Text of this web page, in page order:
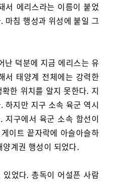
서 에리스라는 이름이 붙었
마침 행성과 위성에 붙일 그
난 덕분에 지금 에리스는 유
서 태양계 전체에는 강력한
한 위치를 알지 못한다. 지
하지만 지구 소속 육군 역시
지구에서 육군 소속 함선이
이트 끝자락에 아슬아슬하
계권 행성이 되었다.
었다. 총독이 어설픈 사람